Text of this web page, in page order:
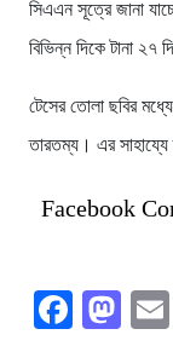
সিএএন সূত্রে জানা
বিভিন্ন দিকে টানা ২৭
টেসের তোলা ছবির
তারতম্য। এর
Facebook